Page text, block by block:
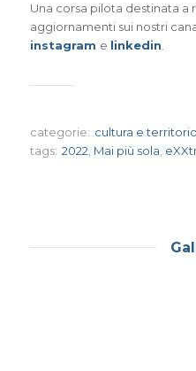
Una corsa pilota destinata a
aggiornamenti sui nostri
instagram e linkedin.
categorie: cultura e territorio
tags: 2022 Mai più sola